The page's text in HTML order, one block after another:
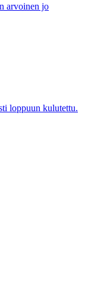
arvoinen jo
loppuun kulutettu.